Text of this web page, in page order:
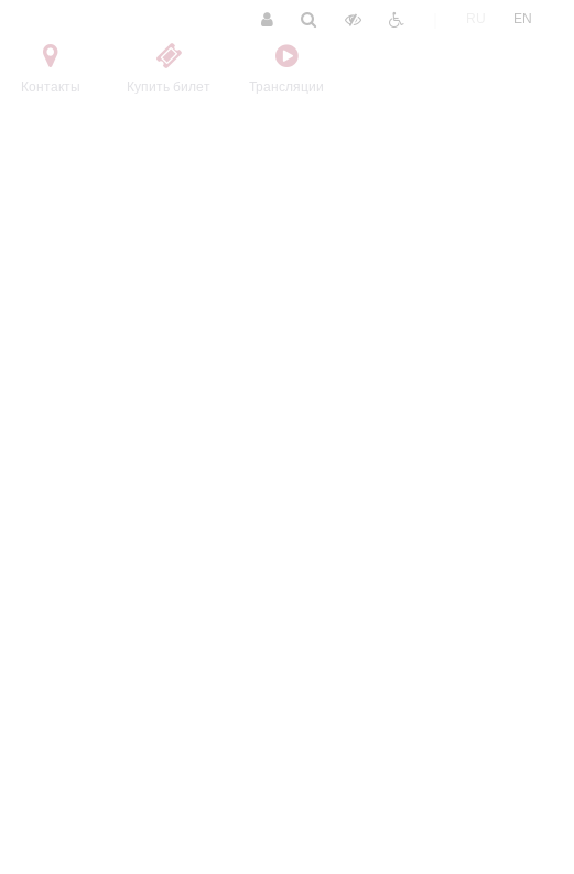
Контакты Купить билет Трансляции
EN